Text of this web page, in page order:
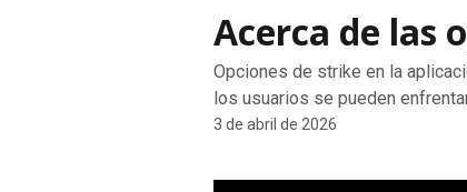
Acerca de las
Opciones de strike en la
los usuarios se pueden
3 de abril de 2026